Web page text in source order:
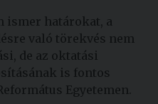
ismer határokat, a
való törekvés nem
de az oktatási
is fontos
Egyetemen.